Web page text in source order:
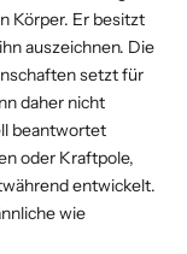
Körper. Er besitzt
auszeichnen. Die
setzt für
daher nicht
beantwortet
oder Kraftpole,
entwickelt.
wie